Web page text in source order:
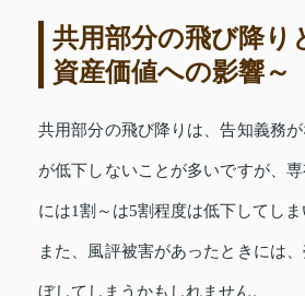
共用部分の飛び降り
資産価値への影響～
共用部分の飛び降りは、告知義務
が低下しないことが多いですが、
には1割～は5割程度は低下してしま
また、風評被害があったときには
ぼしてしまうかもしれません。